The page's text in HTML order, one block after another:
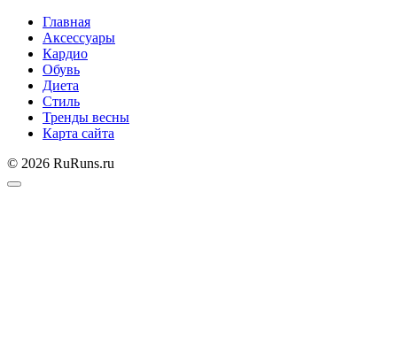
Главная
Аксессуары
Кардио
Обувь
Диета
Стиль
Тренды весны
Карта сайта
© 2026 RuRuns.ru